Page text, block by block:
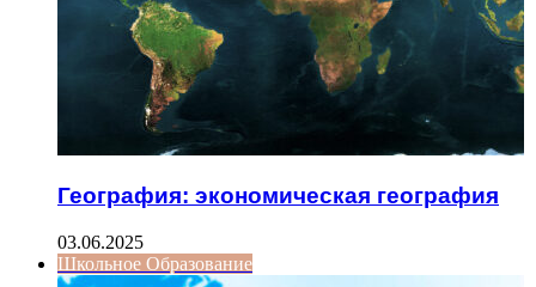
География: экономическая география
03.06.2025
Школьное Образование